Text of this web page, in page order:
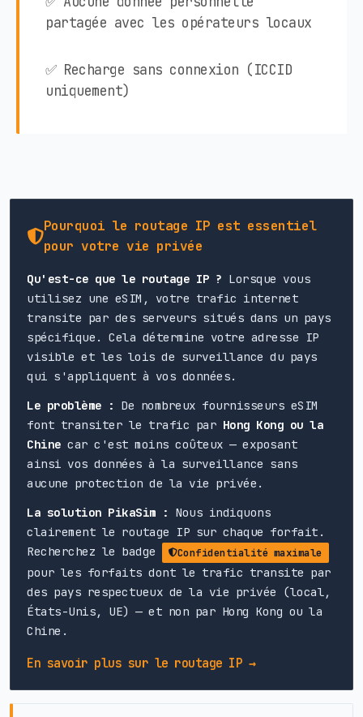
partagée avec les opérateurs locaux
✅ Recharge sans connexion (ICCID
uniquement)
Pourquoi le routage IP est essentiel
pour votre vie privée
Qu'est-ce que le routage IP ? Lorsque vous
utilisez une eSIM, votre trafic internet
transite par des serveurs situés dans un pays
spécifique. Cela détermine votre adresse IP
visible et les lois de surveillance du pays
qui s'appliquent à vos données.
Le problème : De nombreux fournisseurs eSIM
font transiter le trafic par Hong Kong ou la
Chine car c'est moins coûteux — exposant
ainsi vos données à la surveillance sans
aucune protection de la vie privée.
La solution PikaSim : Nous indiquons
clairement le routage IP sur chaque forfait.
Recherchez le badge
Confidentialité maximale
pour les forfaits dont le trafic transite par
des pays respectueux de la vie privée (local,
États-Unis, UE) — et non par Hong Kong ou la
Chine.
En savoir plus sur le routage IP →